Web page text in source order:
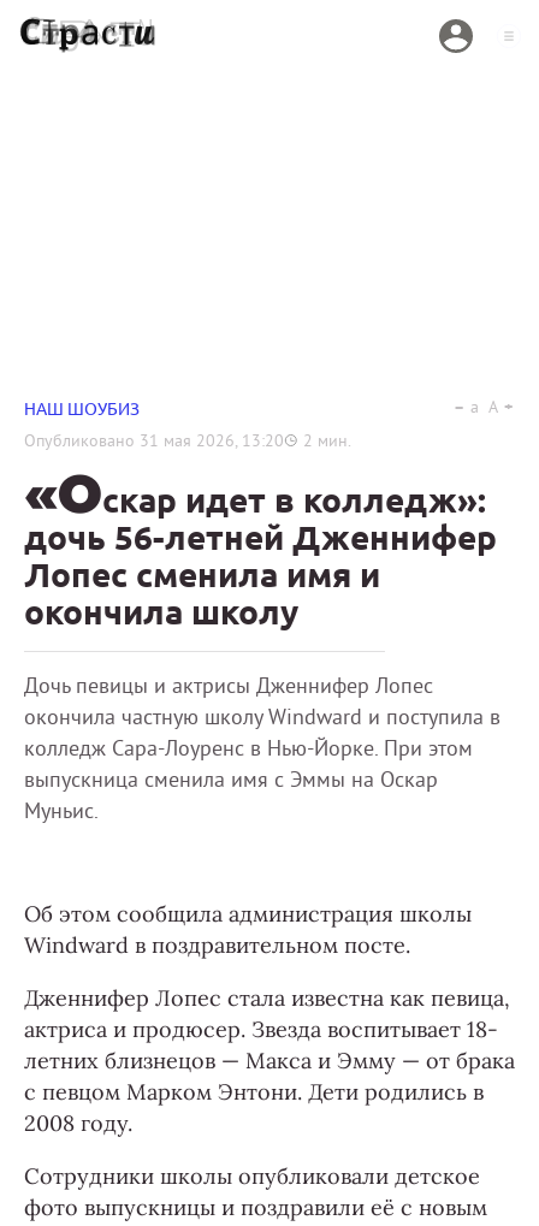
НАШ ШОУБИЗ
Опубликовано 31 мая 2026, 13:20 2 мин.
a A
«Оскар идет в колледж»:
дочь 56-летней Дженнифер
Лопес сменила имя и
окончила школу
Дочь певицы и актрисы Дженнифер Лопес
окончила частную школу Windward и поступила в
колледж Сара-Лоуренс в Нью-Йорке. При этом
выпускница сменила имя с Эммы на Оскар
Муньис.
Об этом сообщила администрация школы
Windward в поздравительном посте.
Дженнифер Лопес стала известна как певица,
актриса и продюсер. Звезда воспитывает 18-
летних близнецов — Макса и Эмму — от брака
с певцом Марком Энтони. Дети родились в
2008 году.
Сотрудники школы опубликовали детское
фото выпускницы и поздравили её с новым